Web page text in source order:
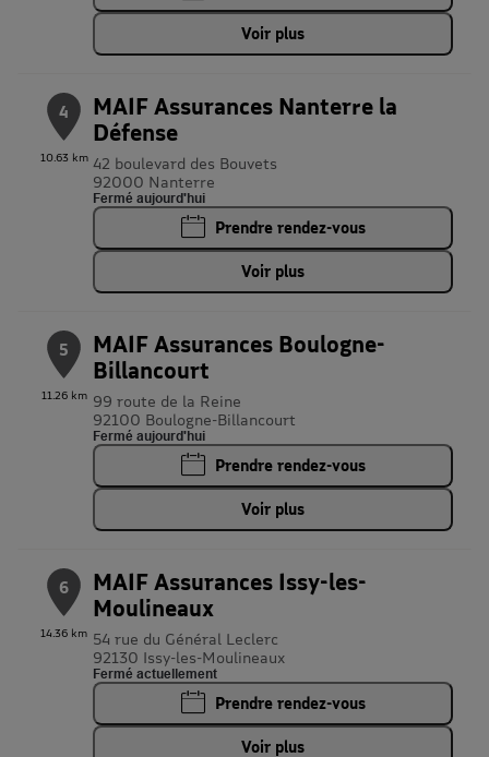
Voir plus
4
10.63 km
MAIF Assurances Nanterre la
Défense
42 boulevard des Bouvets
92000 Nanterre
Fermé aujourd'hui
Prendre rendez-vous
Voir plus
5
11.26 km
MAIF Assurances Boulogne-
Billancourt
99 route de la Reine
92100 Boulogne-Billancourt
Fermé aujourd'hui
Prendre rendez-vous
Voir plus
6
14.36 km
MAIF Assurances Issy-les-
Moulineaux
54 rue du Général Leclerc
92130 Issy-les-Moulineaux
Fermé actuellement
Prendre rendez-vous
Voir plus